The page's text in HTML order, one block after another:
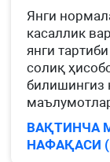
Янги
касаллик
янги
солиқ
билишингиз
ВАҚТИНЧА
НАФАҚАСИ